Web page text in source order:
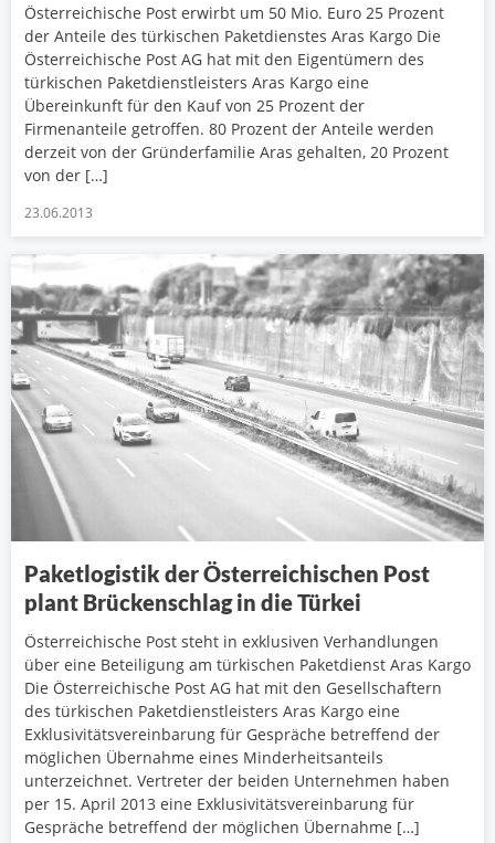
Österreichische Post erwirbt um 50 Mio. Euro 25 Prozent
der Anteile des türkischen Paketdienstes Aras Kargo Die
Österreichische Post AG hat mit den Eigentümern des
türkischen Paketdienstleisters Aras Kargo eine
Übereinkunft für den Kauf von 25 Prozent der
Firmenanteile getroffen. 80 Prozent der Anteile werden
derzeit von der Gründerfamilie Aras gehalten, 20 Prozent
von der […]
23.06.2013
Paketlogistik der Österreichischen Post
plant Brückenschlag in die Türkei
Österreichische Post steht in exklusiven Verhandlungen
über eine Beteiligung am türkischen Paketdienst Aras Kargo
Die Österreichische Post AG hat mit den Gesellschaftern
des türkischen Paketdienstleisters Aras Kargo eine
Exklusivitätsvereinbarung für Gespräche betreffend der
möglichen Übernahme eines Minderheitsanteils
unterzeichnet. Vertreter der beiden Unternehmen haben
per 15. April 2013 eine Exklusivitätsvereinbarung für
Gespräche betreffend der möglichen Übernahme […]